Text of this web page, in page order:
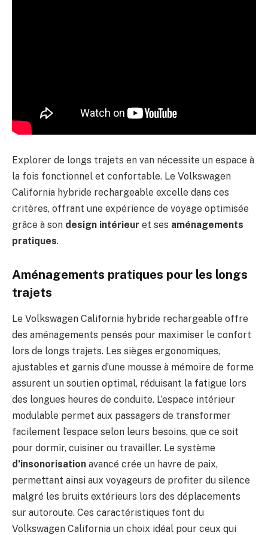
Explorer de longs trajets en van nécessite un espace à
la fois fonctionnel et confortable. Le Volkswagen
California hybride rechargeable excelle dans ces
critères, offrant une expérience de voyage optimisée
grâce à son design intérieur et ses aménagements
pratiques.
Aménagements pratiques pour les longs
trajets
Le Volkswagen California hybride rechargeable offre
des aménagements pensés pour maximiser le confort
lors de longs trajets. Les sièges ergonomiques,
ajustables et garnis d’une mousse à mémoire de forme
assurent un soutien optimal, réduisant la fatigue lors
des longues heures de conduite. L’espace intérieur
modulable permet aux passagers de transformer
facilement l’espace selon leurs besoins, que ce soit
pour dormir, cuisiner ou travailler. Le système
d’insonorisation avancé crée un havre de paix,
permettant ainsi aux voyageurs de profiter du silence
malgré les bruits extérieurs lors des déplacements
sur autoroute. Ces caractéristiques font du
Volkswagen California un choix idéal pour ceux qui